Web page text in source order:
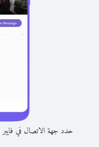
حدد جهة الاتصال في